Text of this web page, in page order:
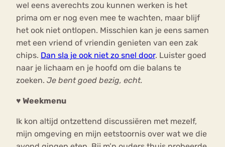
wel eens averechts zou kunnen werken is het
prima om er nog even mee te wachten, maar blijf
het ook niet ontlopen. Misschien kan je eens samen
met een vriend of vriendin genieten van een zak
chips. Dan sla je ook niet zo snel door. Luister goed
naar je lichaam en je hoofd om die balans te
zoeken. Je bent goed bezig, echt.
♥ Weekmenu
Ik kon altijd ontzettend discussiëren met mezelf,
mijn omgeving en mijn eetstoornis over wat we die